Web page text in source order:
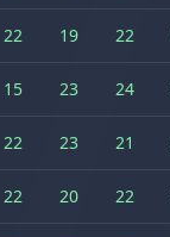
22 19 22
15 23 24
22 23 21
22 20 22